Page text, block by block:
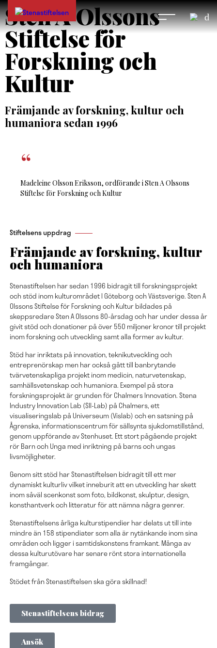
Sten A Olssons
Stiftelse för
Forskning och
Kultur
Främjande av forskning, kultur och
humaniora sedan 1996
Stiftelsens uppdrag
Främjande av forskning, kultur
och humaniora
Stenastiftelsen har sedan 1996 bidragit till forskningsprojekt
och stöd inom kulturområdet I Göteborg och Västsverige. Sten A
Olssons Stiftelse för Forskning och Kultur bildades på
skeppsredare Sten A Olssons 80-årsdag och har under dessa år
givit stöd och donationer på över 550 miljoner kronor till projekt
inom forskning och utveckling samt alla former av kultur.
Stöd har inriktats på innovation, teknikutveckling och
entreprenörskap men har också gått till banbrytande
tvärvetenskapliga projekt inom medicin, naturvetenskap,
samhällsvetenskap och humaniora. Exempel på stora
forskningsprojekt är grunden för Chalmers Innovation. Stena
Industry Innovation Lab (SII-Lab) på Chalmers, ett
visualiseringslab på Universeum (Vislab) och en satsning på
Ågrenska, informationscentrum för sällsynta sjukdomstillstånd,
genom uppförande av Stenhuset. Ett stort pågående projekt
rör Barn och Unga med inriktning på barns och ungas
livsmöjligheter.
Genom sitt stöd har Stenastiftelsen bidragit till ett mer
dynamiskt kulturliv vilket inneburit att en utveckling har skett
inom såväl scenkonst som foto, bildkonst, skulptur, design,
konsthantverk och litteratur för att nämna några genrer.
Stenastiftelsens årliga kulturstipendier har delats ut till inte
mindre än 158 stipendiater som alla är nytänkande inom sina
områden och ligger i samtidskonstens framkant. Många av
dessa kulturutövare har senare rönt stora internationella
framgångar.
Stödet från Stenastiftelsen ska göra skillnad!
Stenastiftelsens bidrag
Ansök
Madeleine Olsson Eriksson, ordförande i Sten A Olssons
Stiftelse för Forskning och Kultur